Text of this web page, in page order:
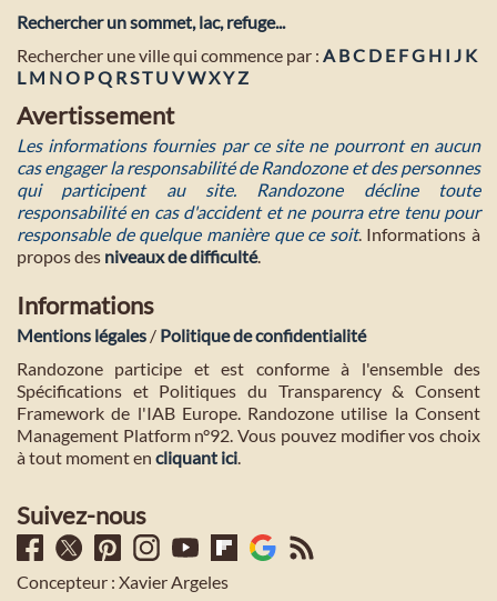
Rechercher un sommet, lac, refuge...
Rechercher une ville qui commence par : A BC D E FG H I J K
L M NO PQ R ST U VWXY Z
Avertissement
Les informations fournies par ce site ne pourront en aucun
cas engager la responsabilité de Randozone et des personnes
qui participent au site. Randozone décline toute
responsabilité en cas d'accident et ne pourra etre tenu pour
responsable de quelque manière que ce soit. Informations à
propos des niveaux de difficulté.
Informations
Mentions légales / Politique de confidentialité
Randozone participe et est conforme à l'ensemble des
Spécifications et Politiques du Transparency & Consent
Framework de l'IAB Europe. Randozone utilise la Consent
Management Platform n°92. Vous pouvez modifier vos choix
à tout moment en cliquant ici
Suivez-nous
Concepteur : Xavier Argeles